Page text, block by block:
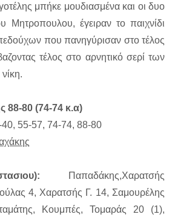
μπήκε μουδιασμένα και οι δυο
Μητροπουλου, έγειραν το παιχνίδι
που πανηγύρισαν στο τέλος
τέλος στο αρνητικό σερί των
88-80 (74-74 κ.α)
55-57, 74-74, 88-80
Παπαδάκης,Χαρατσής
4, Χαρατσής Γ. 14, Σαμουρέλης
Κουμπές, Τομαράς 20 (1),